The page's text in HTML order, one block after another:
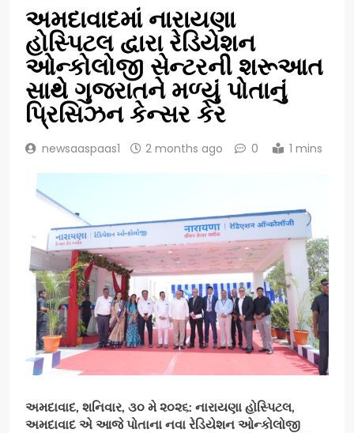
અમદાવાદમાં નારાયણા
હોસ્પિટલ દ્વારા રેડિયેશન
ઓન્કોલોજી સેન્ટરની શરૂઆત
સાથે ગુજરાતને મળ્યું પોતાનું
પ્રિસિઝન કેન્સર કેર
newsaaspaas1 2 months ago 0 1 mins
અમદાવાદ, શનિવાર, ૩૦ મે ૨૦૨૬: નારાયણા હોસ્પિટલ,
અમદાવાદ એ આજે પોતાના નવા રેડિયેશન ઓન્કોલોજી